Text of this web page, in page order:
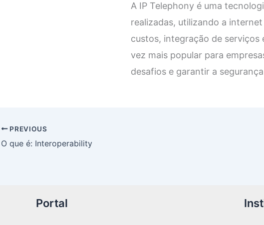
A IP Telephony é uma
realizadas, utilizando a
custos, integração de serviços
vez mais popular para
desafios e garantir a
PREVIOUS
O que é: Interoperability
Portal